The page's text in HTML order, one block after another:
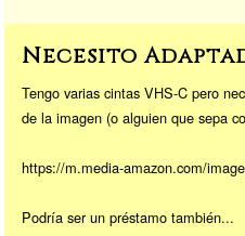
Necesito
Tengo varias cintas VHS-C pero
de la imagen (o alguien que sepa
https://m.media-amazon.com/
Podría ser un préstamo también...